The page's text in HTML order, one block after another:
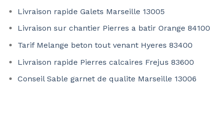
Livraison rapide Galets Marseille 13005
Livraison sur chantier Pierres a batir Orange 84100
Tarif Melange beton tout venant Hyeres 83400
Livraison rapide Pierres calcaires Frejus 83600
Conseil Sable garnet de qualite Marseille 13006